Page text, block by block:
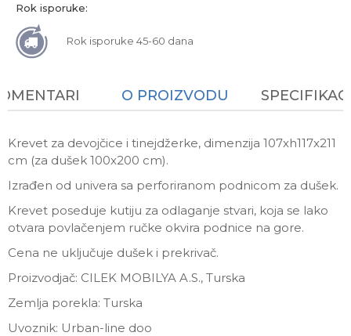
Rok isporuke:
Rok isporuke 45-60 dana
O PROIZVODU
Krevet za devojčice i tinejdžerke, dimenzija 107xh117x211
cm (za dušek 100x200 cm).
Izrađen od univera sa perforiranom podnicom za dušek.
Krevet poseduje kutiju za odlaganje stvari, koja se lako
otvara povlačenjem ručke okvira podnice na gore.
Cena ne uključuje dušek i prekrivač.
Proizvodjač: CILEK MOBILYA A.S., Turska
Zemlja porekla: Turska
Uvoznik: Urban-line doo